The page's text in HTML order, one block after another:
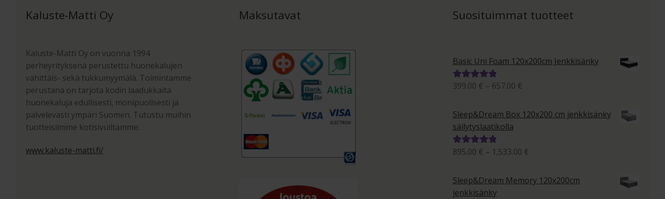
Kaluste-Matti Oy
Kaluste-Matti Oy on vuonna 1994
perheyrityksenä perustettu huonekalujen
vähittäis- sekä tukkumyymälä. Toimintamme
perustana on tarjota kodin laadukkaita
huonekaluja edullisesti, monipuolisesti ja
palvelevasti ympäri Suomen. Tutustu muihin
tuotteisiimme kotisivuiltamme:
www.kaluste-matti.fi/
Maksutavat Suosituimmat tuotteet
Basic Uni Foam 120x200cm Jenkkisänky
Arvostelu
5.00
/ 5
399.00 € – 657.00 €Hintaluokka:
-
Sleep&Dream Box 120x200 cm jenkkisänky
säilytyslaatikolla
Arvostelu
5.00
/ 5
895.00 € – 1,533.00 €
1,533.00 €
Sleep&Dream Memory 120x200cm
jenkkisänky